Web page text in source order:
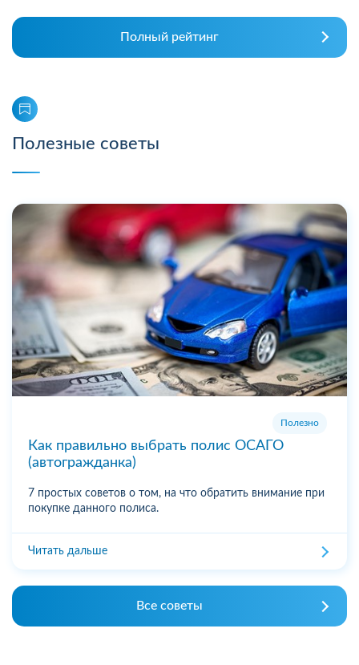
Полный рейтинг
Полезные советы
Полезно
Как правильно выбрать полис ОСАГО
(автогражданка)
7 простых советов о том, на что обратить внимание при
покупке данного полиса.
Читать дальше
Все советы